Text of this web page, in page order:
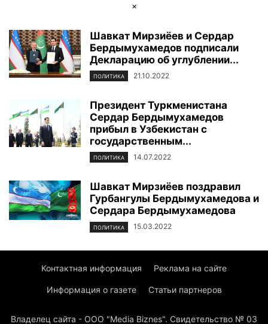
×
Шавкат Мирзиёев и Сердар
Бердымухамедов подписали
Декларацию об углублении...
ПОЛИТИКА 21.10.2022
Президент Туркменистана
Сердар Бердымухамедов
прибыл в Узбекистан с
государственным...
ПОЛИТИКА 14.07.2022
Шавкат Мирзиёев поздравил
Гурбангулы Бердымухамедова и
Сердара Бердымухамедова
ПОЛИТИКА 15.03.2022
Контактная информация Реклама на сайте
Информация о газете Статьи партнеров
Владелец сайта - ООО "Media Biznes". Свидетельство № 03